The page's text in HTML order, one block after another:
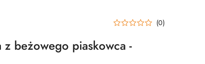
(0)
z beżowego piaskowca -